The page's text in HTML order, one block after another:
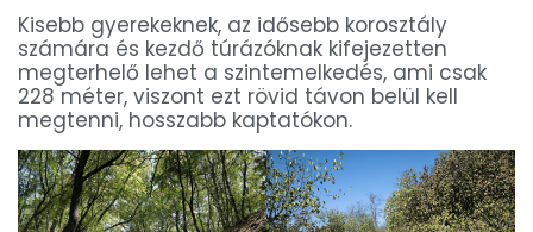
Kisebb gyerekeknek, az idősebb korosztály
számára és kezdő túrázóknak kifejezetten
megterhelő lehet a szintemelkedés, ami csak
228 méter, viszont ezt rövid távon belül kell
megtenni, hosszabb kaptatókon.